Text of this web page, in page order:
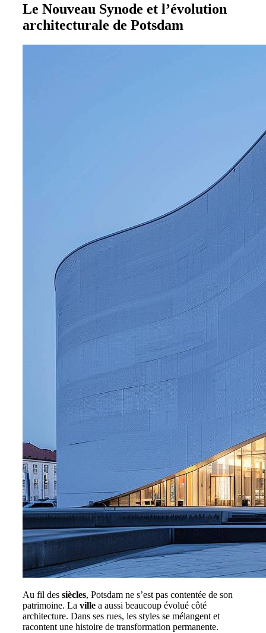
Le Nouveau Synode et l’évolution
architecturale de Potsdam
Au fil des siècles, Potsdam ne s’est pas contentée de son
patrimoine. La ville a aussi beaucoup évolué côté
architecture. Dans ses rues, les styles se mélangent et
racontent une histoire de transformation permanente.